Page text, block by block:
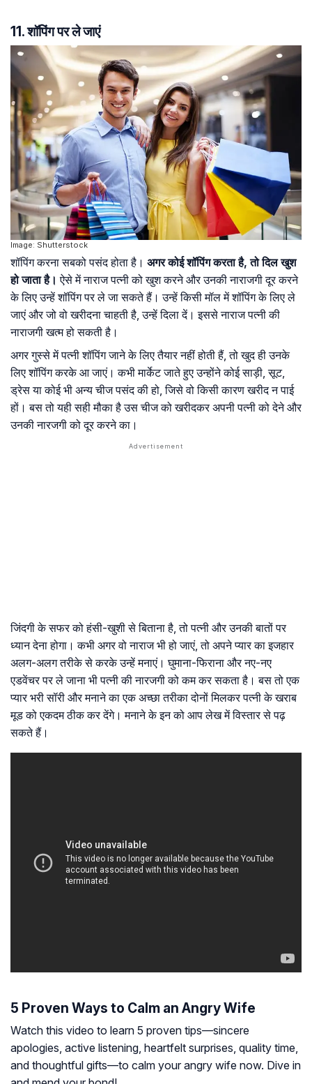
11. शॉपिंग पर ले जाएं
Image: Shutterstock
शॉपिंग करना सबको पसंद होता है। अगर कोई शॉपिंग करता है, तो दिल खुश
हो जाता है। ऐसे में नाराज पत्नी को खुश करने और उनकी नाराजगी दूर करने
के लिए उन्हें शॉपिंग पर ले जा सकते हैं। उन्हें किसी मॉल में शॉपिंग के लिए ले
जाएं और जो वो खरीदना चाहती है, उन्हें दिला दें। इससे नाराज पत्नी की
नाराजगी खत्म हो सकती है।
अगर गुस्से में पत्नी शॉपिंग जाने के लिए तैयार नहीं होती हैं, तो खुद ही उनके
लिए शॉपिंग करके आ जाएं। कभी मार्केट जाते हुए उन्होंने कोई साड़ी, सूट,
ड्रेस या कोई भी अन्य चीज पसंद की हो, जिसे वो किसी कारण खरीद न पाई
हों। बस तो यही सही मौका है उस चीज को खरीदकर अपनी पत्नी को देने और
उनकी नारजगी को दूर करने का।
जिंदगी के सफर को हंसी-खुशी से बिताना है, तो पत्नी और उनकी बातों पर
ध्यान देना होगा। कभी अगर वो नाराज भी हो जाएं, तो अपने प्यार का इजहार
अलग-अलग तरीके से करके उन्हें मनाएं। घुमाना-फिराना और नए-नए
एडवेंचर पर ले जाना भी पत्नी की नारजगी को कम कर सकता है। बस तो एक
प्यार भरी सॉरी और मनाने का एक अच्छा तरीका दोनों मिलकर पत्नी के खराब
मूड को एकदम ठीक कर देंगे। मनाने के इन को आप लेख में विस्तार से पढ़
सकते हैं।
5 Proven Ways to Calm an Angry Wife
Watch this video to learn 5 proven tips—sincere
apologies, active listening, heartfelt surprises, quality time,
and thoughtful gifts—to calm your angry wife now. Dive in